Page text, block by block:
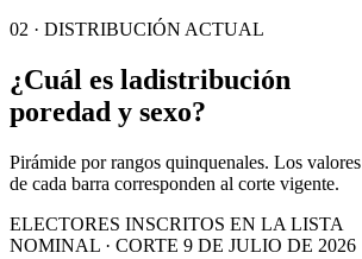
02 · DISTRIBUCIÓN ACTUAL
¿Cuál es ladistribución
poredad y sexo?
Pirámide por rangos quinquenales. Los valores
de cada barra corresponden al corte vigente.
ELECTORES INSCRITOS EN LA LISTA
NOMINAL · CORTE 9 DE JULIO DE 2026